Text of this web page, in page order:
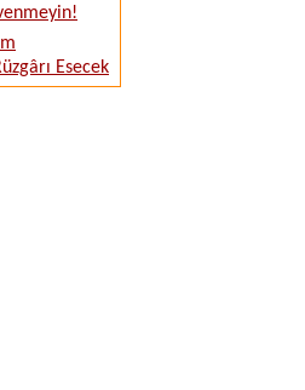
Esecek